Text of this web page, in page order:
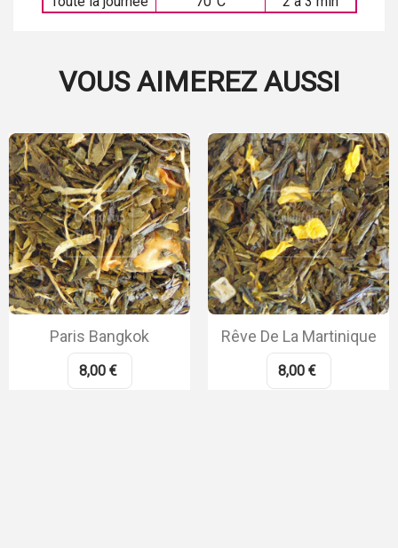
VOUS AIMEREZ AUSSI
Paris Bangkok
8,00 €
Rêve De La Martinique
8,00 €